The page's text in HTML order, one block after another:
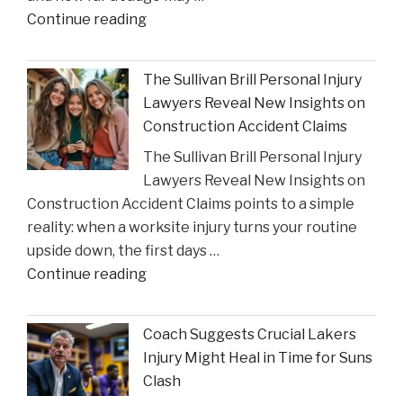
Continue reading"Houston
Summons
Critic
to
Court
Following
Viral
Video
Incident"
The Sullivan Brill Personal Injury
Lawyers Reveal New Insights on
Construction Accident Claims
The Sullivan Brill Personal Injury
Lawyers Reveal New Insights on
Construction Accident Claims points to a simple
reality: when a worksite injury turns your routine
upside down, the first days …
Continue reading"The
Brill
Personal
Injury
Lawyers
Coach Suggests Crucial Lakers
Injury Might Heal in Time for Suns
Clash